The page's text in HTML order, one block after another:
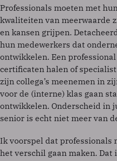
Professionals moeten met
kwaliteiten van meerwaarde
en kansen grijpen.
hun medewerkers dat
ontwikkelen. Een
certificaten halen of
zijn collega’s meenemen in
voor de (interne) klas gaan
ontwikkelen. Onderscheid in
senior is echt niet meer van
Ik voorspel dat professionals
het verschil gaan maken.